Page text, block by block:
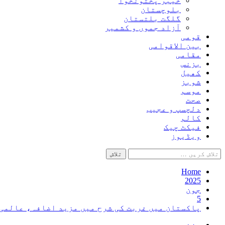
بلوچستان
گلگت بلتستان
آزاد جموں و کشمیر
قومی
بین الاقوامی
مقامی
بزنس
کھیل
شوبز
موسم
صحت
دلچسپ و عجیب
کالم
فیکٹ چیک
ویڈیوز
تلاش
کریں
برائے:Home
2025
جون
5
پاکستان میں غربت کی شرح میں مزید اضافہ،